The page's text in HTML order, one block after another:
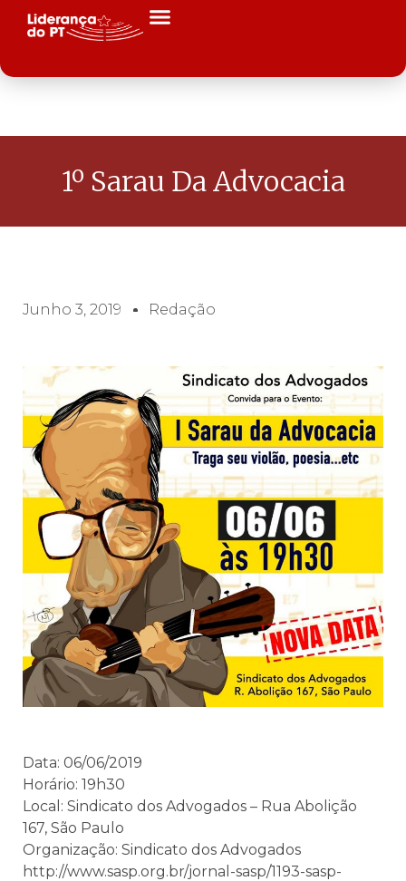
1º Sarau Da Advocacia
Junho 3, 2019 Redação
Data: 06/06/2019
Horário: 19h30
Local: Sindicato dos Advogados – Rua Abolição
167, São Paulo
Organização: Sindicato dos Advogados
http://www.sasp.org.br/jornal-sasp/1193-sasp-